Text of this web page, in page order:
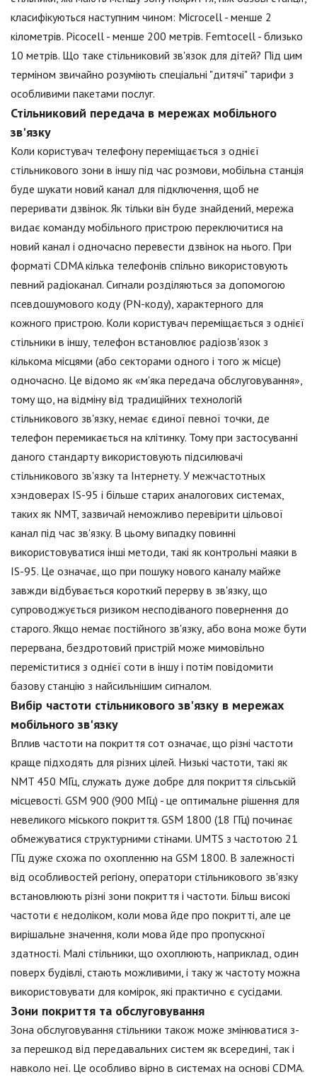
класифікуються наступним чином: Microcell - менше 2
кілометрів. Picocell - менше 200 метрів. Femtocell - близько
10 метрів. Що таке стільниковий зв'язок для дітей? Під цим
терміном звичайно розуміють спеціальні "дитячі" тарифи з
особливими пакетами послуг.
Стільниковий передача в мережах мобільного
зв'язку
Коли користувач телефону переміщається з однієї
стільникового зони в іншу під час розмови, мобільна станція
буде шукати новий канал для підключення, щоб не
переривати дзвінок. Як тільки він буде знайдений, мережа
видає команду мобільного пристрою переключитися на
новий канал і одночасно перевести дзвінок на нього. При
форматі CDMA кілька телефонів спільно використовують
певний радіоканал. Сигнали розділяються за допомогою
псевдошумового коду (PN-коду), характерного для
кожного пристрою. Коли користувач переміщається з однієї
стільники в іншу, телефон встановлює радіозв'язок з
кількома місцями (або секторами одного і того ж місце)
одночасно. Це відомо як «м'яка передача обслуговування»,
тому що, на відміну від традиційних технологій
стільникового зв'язку, немає єдиної певної точки, де
телефон перемикається на клітинку. Тому при застосуванні
даного стандарту використовують підсилювачі
стільникового зв'язку та Інтернету. У межчастотных
хэндоверах IS-95 і більше старих аналогових системах,
таких як NMT, зазвичай неможливо перевірити цільової
канал під час зв'язку. В цьому випадку повинні
використовуватися інші методи, такі як контрольні маяки в
IS-95. Це означає, що при пошуку нового каналу майже
завжди відбувається короткий перерву в зв'язку, що
супроводжується ризиком несподіваного повернення до
старого. Якщо немає постійного зв'язку, або вона може бути
перервана, бездротовий пристрій може мимовільно
переміститися з однієї соти в іншу і потім повідомити
базову станцію з найсильнішим сигналом.
Вибір частоти стільникового зв'язку в мережах
мобільного зв'язку
Вплив частоти на покриття сот означає, що різні частоти
краще підходять для різних цілей. Низькі частоти, такі як
NMT 450 МГц, служать дуже добре для покриття сільській
місцевості. GSM 900 (900 МГц) - це оптимальне рішення для
невеликого міського покриття. GSM 1800 (18 ГГц) починає
обмежуватися структурними стінами. UMTS з частотою 21
ГГц дуже схожа по охопленню на GSM 1800. В залежності
від особливостей регіону, оператори стільникового зв'язку
встановлюють різні зони покриття і частоти. Більш високі
частоти є недоліком, коли мова йде про покритті, але це
вирішальне значення, коли мова йде про пропускної
здатності. Малі стільники, що охоплюють, наприклад, один
поверх будівлі, стають можливими, і таку ж частоту можна
використовувати для комірок, які практично є сусідами.
Зони покриття та обслуговування
Зона обслуговування стільники також може змінюватися з-
за перешкод від передавальних систем як всередині, так і
навколо неї. Це особливо вірно в системах на основі CDMA.